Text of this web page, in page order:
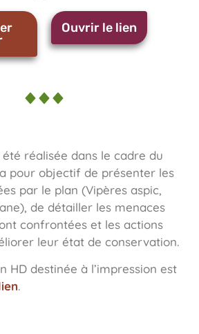
Ouvrir le lien
réalisée dans le cadre du
a pour objectif de présenter les
par le plan (Vipères aspic,
de détailler les menaces
confrontées et les actions
leur état de conservation.
HD destinée à l’impression est
.